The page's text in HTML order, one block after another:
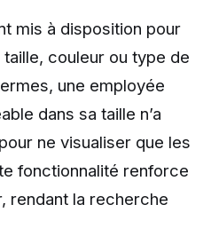
mis à disposition pour
couleur ou type de
une employée
dans sa taille n’a
ne visualiser que les
fonctionnalité renforce
rendant la recherche